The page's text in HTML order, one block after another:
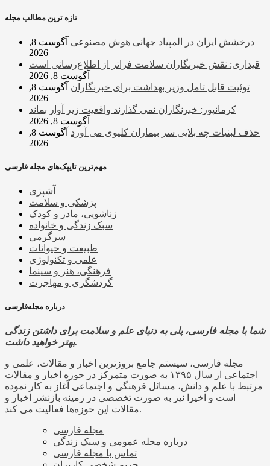
تازه ترین مطالب مجله
درخشش ایران در المپیاد جهانی هوش مصنوعی
آگوست 8,
2026
قیداری: نقش خبرنگاران سلامت فراتر از اطلاع‌رسانی است
آگوست 8, 2026
توئیت قابل تامل وزیر بهداشت برای خبرنگاران
آگوست 8,
2026
کرمانپور: خبرنگاران نمی گذارند واقعیت زیر آوار بماند
آگوست 8, 2026
حذف لبنیات چه بلایی سر بیماران کلیوی می آورد
آگوست 8,
2026
مهم‌ترین تایپک‌های مجله فارسی
آشپزی
پزشکی و سلامت
زناشویی، مادر و کودک
سبک زندگی و خانواده
سرگرمی
طبیعت و حیوانات
علمی و تکنولوژی
فرهنگی، هنر و سینما
گردشگری و مهاجرت
درباره مجله‌فارسی
شما با مجله فارسی، پلی به دنیای علم و سلامت برای داشتن زندگی
بهتر خواهید داشت.
مجله فارسی، سیستم جامع بروزترین اخبار و مقالات، علمی و
اجتماعی از سال ۱۳۹۵ به صورت متمرکز در حوزه اخبار و مقالات
مرتبط با علم و دانش، مسائل فرهنگی و اجتماعی آغاز به کار نموده
است و اخیرا نیز به صورت تخصصی در زمینه بازنشر اخبار و
مقالات این حوزه‌ها فعالیت می کند.
مجله فارسی
درباره مجله عمومی و سبک زندگی
تماس با مجله فارسی